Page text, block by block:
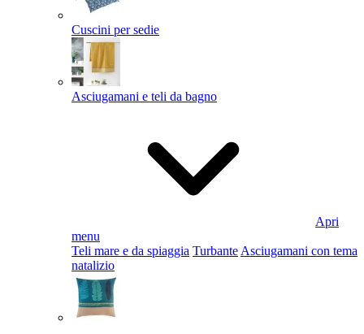
Cuscini per sedie
Asciugamani e teli da bagno
Apri
menu
Teli mare e da spiaggia Turbante Asciugamani con tema
natalizio